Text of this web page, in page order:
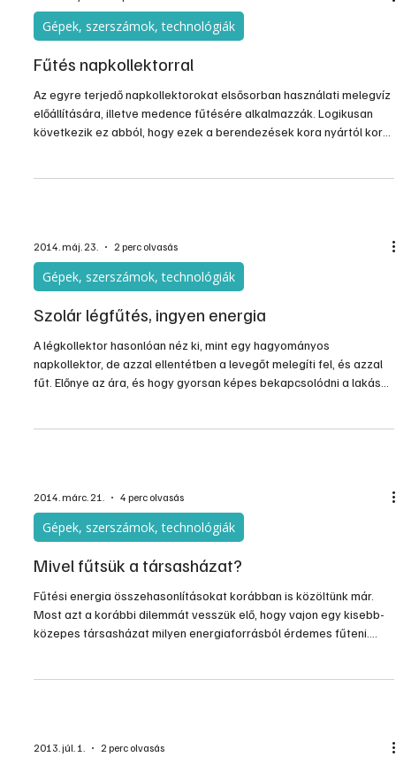
Gépek, szerszámok, technológiák
Fűtés napkollektorral
Az egyre terjedő napkollektorokat elsősorban használati melegvíz
előállítására, illetve medence fűtésére alkalmazzák. Logikusan
következik ez abból, hogy ezek a berendezések kora nyártól kora
2014. máj. 23. 2 perc olvasás
Gépek, szerszámok, technológiák
Szolár légfűtés, ingyen energia
A légkollektor hasonlóan néz ki, mint egy hagyományos
napkollektor, de azzal ellentétben a levegőt melegíti fel, és azzal
fűt. Előnye az ára, és hogy gyorsan képes bekapcsolódni a lakás
2014. márc. 21. 4 perc olvasás
Gépek, szerszámok, technológiák
Mivel fűtsük a társasházat?
Fűtési energia összehasonlításokat korábban is közöltünk már.
Most azt a korábbi dilemmát vesszük elő, hogy vajon egy kisebb-
közepes társasházat milyen energiaforrásból érdemes fűteni.
2013. júl. 1. 2 perc olvasás